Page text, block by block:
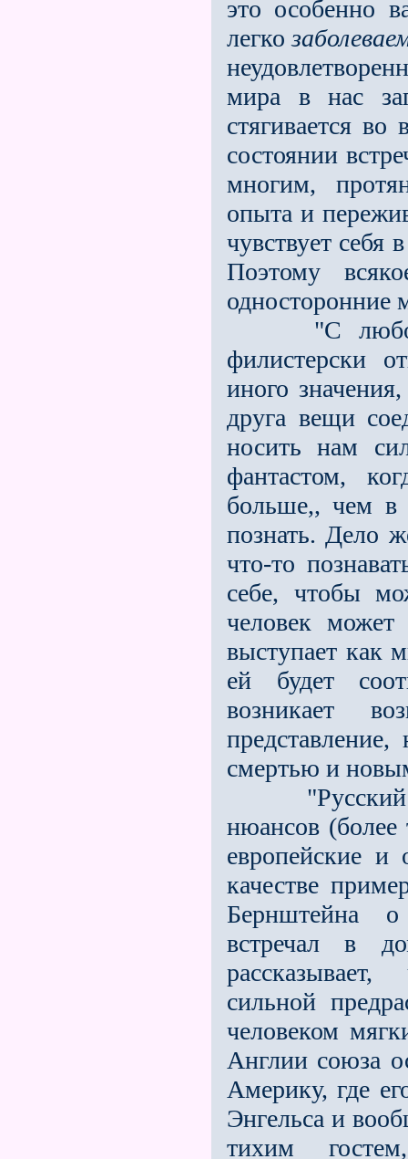
это особенно
легко
мира в нас
стягивается
состоянии
многим,
опыта и
чувствует
Поэтому
односторонние
"С любовью
филистерски
иного
друга вещи
носить нам
фантастом,
больше,, чем в
познать. Дело
что-то
себе, чтобы
человек
выступает как
ей будет
возникает
смертью и
"Русский
нюансов
европейские и
качестве
Бернштейна о
встречал в
сильной
че­ловеком
Англии союза
Америку, где
Энгельса и
тихим